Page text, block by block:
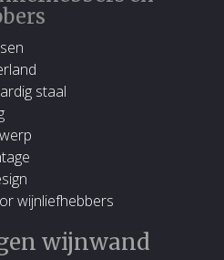
staal
wijnliefhebbers
wijnwand